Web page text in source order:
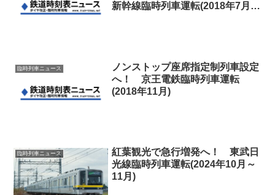
新幹線臨時列車運転(2018年7月～
臨時列車ニュース
ノンストップ座席指定制列車設定
へ！ 京王電鉄臨時列車運転
(2018年11月)
臨時列車ニュース
紅葉観光で急行増発へ！ 東武日
光線臨時列車運転(2024年10月～
11月)